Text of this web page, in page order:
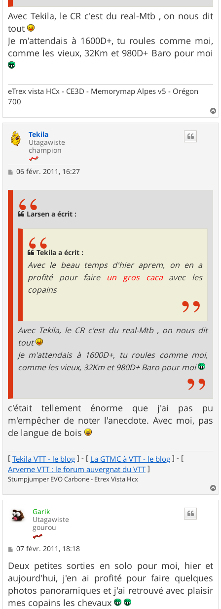
Avec Tekila, le CR c'est du real-Mtb , on nous dit
tout
Je m'attendais à 1600D+, tu roules comme moi,
comme les vieux, 32Km et 980D+ Baro pour moi
eTrex vista HCx - CE3D - Memorymap Alpes v5 - Orégon
700
a
Tekila
Utagawiste
champion
M
06 févr. 2011, 16:27
Larsen a écrit :
Tekila a écrit :
Avec le beau temps d'hier aprem, on en a
profité pour faire un gros cacaavec les
copains
Avec Tekila, le CR c'est du real-Mtb , on nous dit
tout
Je m'attendais à 1600D+, tu roules comme moi,
comme les vieux, 32Km et 980D+ Baro pour moi
c'était tellement énorme que j'ai pas pu
m'empêcher de noter l'anecdote. Avec moi, pas
de langue de bois
[ Tekila VTT - le blog ] - [ La GTMC à VTT - le blog ] - [
Arverne VTT : le forum auvergnat du VTT ]
Stumpjumper EVO Carbone - Etrex Vista Hcx
a
Garik
Utagawiste
gourou
M
s
s
a
g
e
07 févr. 2011, 18:18
Deux petites sorties en solo pour moi, hier et
aujourd'hui, j'en ai profité pour faire quelques
photos panoramiques et j'ai retrouvé avec plaisir
mes copains les chevaux